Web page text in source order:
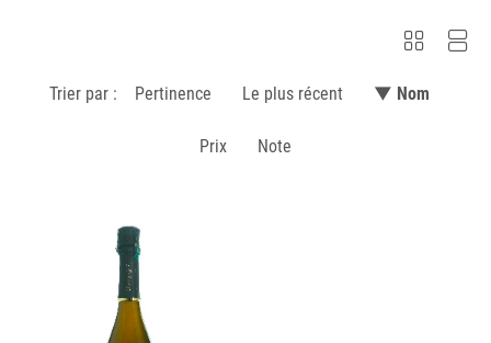
Trier par : Pertinence Le plus récent ▼ Nom
Prix Note